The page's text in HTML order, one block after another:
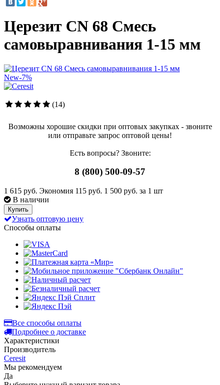
Церезит СN 68 Смесь
самовыравнивания 1-15 мм
New-7%
(14)
Возможны хорошие скидки при оптовых закупках - звоните
или отправьте запрос оптовой цены!
Есть вопросы? Звоните:
8 (800) 500-09-57
1 615 руб. Экономия 115 руб. 1 500 руб. за 1 шт
В наличии
Купить
Узнать оптовую цену
Способы оплаты
Все способы оплаты
Подробнее о доставке
Характеристики
Производитель
Ceresit
Мы рекомендуем
Да